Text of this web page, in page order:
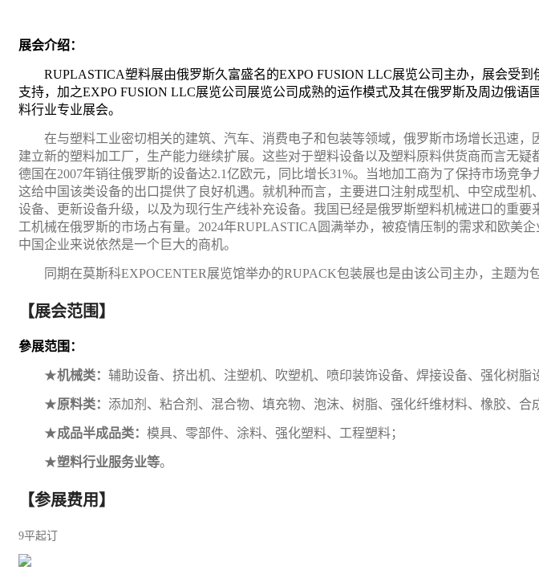
展会介绍：
RUPLASTICA塑料展由俄罗斯久富盛名的EXPO FUSION LLC展览公司主办，展会受到
支持，加之EXPO FUSION LLC展览公司展览公司成熟的运作模式及其在俄罗斯及周边俄
料行业专业展会。
在与塑料工业密切相关的建筑、 汽车、消费电子和包装等领域，俄罗斯市场增长迅速，
建立新的塑料加工厂，生产能力继续扩展。这些对于塑料设备以及塑料原料供货商而言无疑
德国在2007年销往俄罗斯的设备达2.1亿欧元，同比增长31%。当地加工商为了保持市场竞争
这给中国该类设备的出口提供了良好机遇。就机种而言，主要进口注射成型机、中空成型
设备、更新设备升级，以及为现行生产线补充设备。我国已经是俄罗斯塑料机械进口的重要
工机械在俄罗斯的市场占有量。 2024年RUPLASTICA圆满举办，被疫情压制的需求和欧美
中国企业来说依然是一个巨大的商机。
同期在莫斯科EXPOCENTER展览馆举办的RUPACK包装展也是由该公司主办，主题
【展会范围】
參展范围：
★机械类： 辅助设备、 挤出机、 注塑机、吹塑机、 喷印装饰设备、 焊接设备、 强化树脂
★原料类： 添加剂 、 粘合剂 、 混合物、 填充物、 泡沫、 树脂、 强化纤维材料、 橡胶、合
★成品半成品类： 模具、 零部件、 涂料、强化塑料、工程塑料；
★塑料行业服务业等。
【参展费用】
9平起订